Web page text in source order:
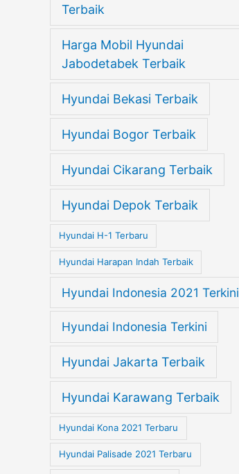
Terbaik
Harga Mobil Hyundai
Jabodetabek Terbaik
Hyundai Bekasi Terbaik
Hyundai Bogor Terbaik
Hyundai Cikarang Terbaik
Hyundai Depok Terbaik
Hyundai H-1 Terbaru
Hyundai Harapan Indah Terbaik
Hyundai Indonesia 2021 Terkini
Hyundai Indonesia Terkini
Hyundai Jakarta Terbaik
Hyundai Karawang Terbaik
Hyundai Kona 2021 Terbaru
Hyundai Palisade 2021 Terbaru